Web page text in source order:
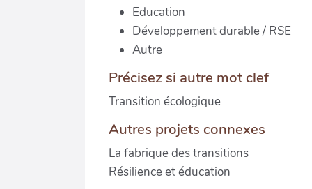
Education
Développement durable / RSE
Autre
Précisez si autre mot clef
Transition écologique
Autres projets connexes
La fabrique des transitions
Résilience et éducation